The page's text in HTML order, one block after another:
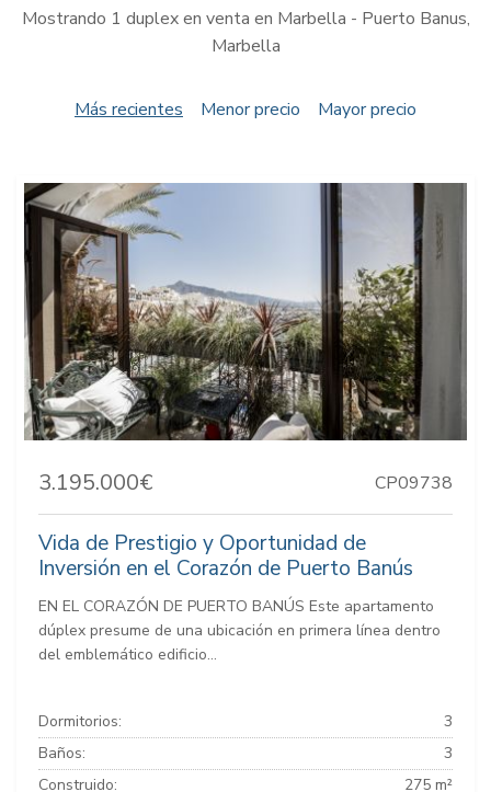
Mostrando 1 duplex en venta en Marbella - Puerto Banus,
Marbella
Más recientes Menor precio Mayor precio
3.195.000€ CP09738
Vida de Prestigio y Oportunidad de
Inversión en el Corazón de Puerto Banús
EN EL CORAZÓN DE PUERTO BANÚS Este apartamento
dúplex presume de una ubicación en primera línea dentro
del emblemático edificio...
Dormitorios:
3
Baños:
3
Construido:
275 m²